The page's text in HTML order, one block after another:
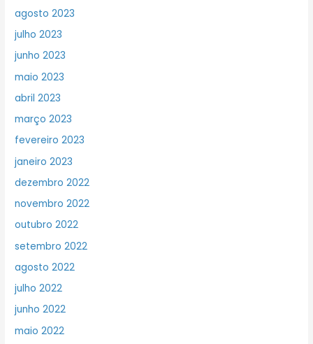
agosto 2023
julho 2023
junho 2023
maio 2023
abril 2023
março 2023
fevereiro 2023
janeiro 2023
dezembro 2022
novembro 2022
outubro 2022
setembro 2022
agosto 2022
julho 2022
junho 2022
maio 2022